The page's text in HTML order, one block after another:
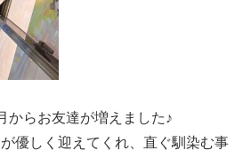
からお友達が増えました♪
優しく迎えてくれ、直ぐ馴染む事